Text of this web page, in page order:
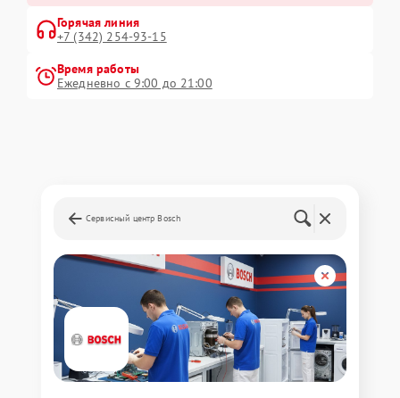
Горячая линия
+7 (342) 254-93-15
Время работы
Ежедневно с 9:00 до 21:00
Сервисный центр Bosch